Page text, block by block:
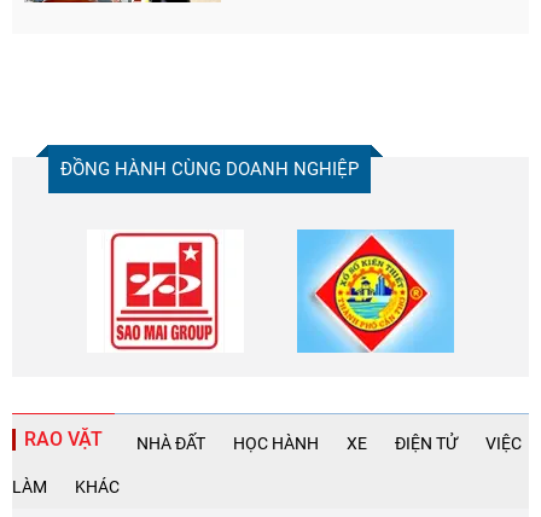
ĐỒNG HÀNH CÙNG DOANH NGHIỆP
RAO VẶT NHÀ ĐẤT HỌC HÀNH XE ĐIỆN TỬ VIỆC
LÀM KHÁC